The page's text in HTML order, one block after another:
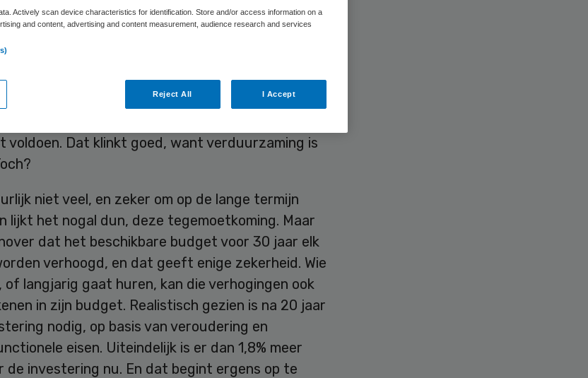
binnen de langdurige zorg.
NHC, die onderdeel is van de integrale
verhoogd met 2,5% op basis van
en daar bovenop nog met 0,18% als
voldoen. Dat klinkt goed, want verduurzaming is
niet veel, en zeker om op de lange termijn
lijkt het nogal dun, deze tegemoetkoming. Maar
dat het beschikbare budget voor 30 jaar elk
verhoogd, en dat geeft enige zekerheid. Wie
langjarig gaat huren, kan die verhogingen ook
in zijn budget. Realistisch gezien is na 20 jaar
nodig, op basis van veroudering en
eisen. Uiteindelijk is er dan 1,8% meer
de investering nu. En dat begint ergens op te
Actively scan device characteristics for identification. Store and/or access information on a
and content, advertising and content measurement, audience research and services
Reject All I Accept